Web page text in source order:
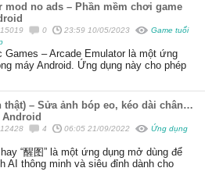
mod no ads – Phần mềm chơi game
15019 0 23:59 10/05/2023
Game tuổi
Games – Arcade Emulator là một ứng
máy Android. Ứng dụng này cho phép
thật) – Sửa ảnh bóp eo, kéo dài chân…
12428 4 06:05 21/09/2022
Ứng dụng
“醒图” là một ứng dụng mở dùng để
AI thông minh và siêu đỉnh dành cho